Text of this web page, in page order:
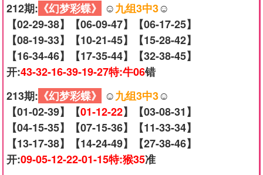
212期: 《幻梦彩蝶》 ☺️九组3中3☺️
【02-29-38】【06-09-47】【06-17-25】
【08-19-33】【10-21-45】【15-28-42】
【16-34-46】【17-35-44】【32-38-45】
开:43-32-16-39-19-27特:牛06错
213期: 《幻梦彩蝶》 ☺️九组3中3☺️
【01-02-39】【01-12-22】【03-08-31】
【04-15-35】【07-15-36】【11-33-34】
【13-17-38】【14-24-49】【27-38-46】
开:09-05-12-22-01-15特:猴35准